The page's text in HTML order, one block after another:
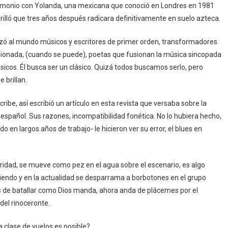
con Yolanda, una mexicana que conoció en Londres en 1981
que tres años después radicara definitivamente en suelo azteca.
al mundo músicos y escritores de primer orden, transformadores
(cuando se puede), poetas que fusionan la música sincopada
Él busca ser un clásico. Quizá todos buscamos serlo, pero
brillan.
así escribió un artículo en esta revista que versaba sobre la
Sus razones, incompatibilidad fonética. No lo hubiera hecho,
en largos años de trabajo- le hicieron ver su error, el blues en
se mueve como pez en el agua sobre el escenario, es algo
y en la actualidad se desparrama a borbotones en el grupo
batallar como Dios manda, ahora anda de plácemes por el
rinoceronte.